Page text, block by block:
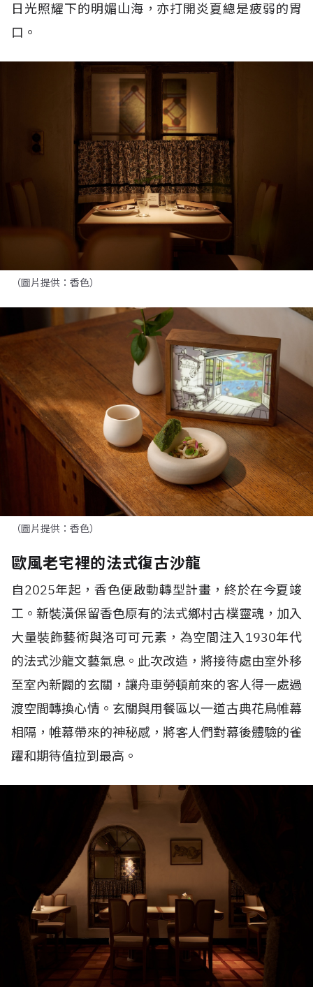
日光照耀下的明媚山海，亦打開炎夏總是疲弱的胃
口。
（圖片提供：香色）
（圖片提供：香色）
歐風老宅裡的法式復古沙龍
自2025年起，香色便啟動轉型計畫，終於在今夏竣
工。新裝潢保留香色原有的法式鄉村古樸靈魂，加入
大量裝飾藝術與洛可可元素，為空間注入1930年代
的法式沙龍文藝氣息。此次改造，將接待處由室外移
至室內新闢的玄關，讓舟車勞頓前來的客人得一處過
渡空間轉換心情。玄關與用餐區以一道古典花鳥帷幕
相隔，帷幕帶來的神秘感，將客人們對幕後體驗的雀
躍和期待值拉到最高。